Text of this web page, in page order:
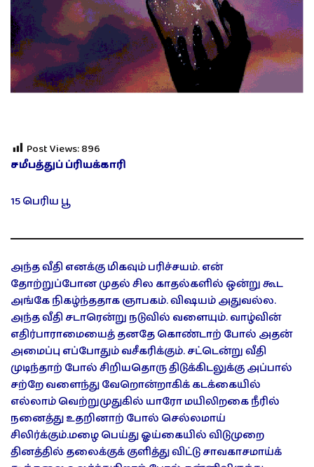
Post Views:896
சமீபத்துப் ப்ரியக்காரி
15 பெரிய பூ
அந்த வீதி எனக்கு மிகவும் பரிச்சயம். என்
தோற்றுப்போன முதல் சில காதல்களில் ஒன்று கூட
அங்கே நிகழ்ந்ததாக ஞாபகம். விஷயம் அதுவல்ல.
அந்த வீதி சடாரென்று நடுவில் வளையும். வாழ்வின்
எதிர்பாராமையைத் தனதே கொண்டாற் போல் அதன்
அமைப்பு எப்போதும் வசீகரிக்கும். சட்டென்று வீதி
முடிந்தாற் போல் சிறியதொரு திடுக்கிடலுக்கு அப்பால்
சற்றே வளைந்து வேறொன்றாகிக் கடக்கையில்
எல்லாம் வெற்றுமுதுகில் யாரோ மயிலிறகை நீரில்
நனைத்து உதறினாற் போல் செல்லமாய்
சிலிர்க்கும்.மழை பெய்து ஓய்கையில் விடுமுறை
தினத்தில் தலைக்குக் குளித்து விட்டு சாவகாசமாய்க்